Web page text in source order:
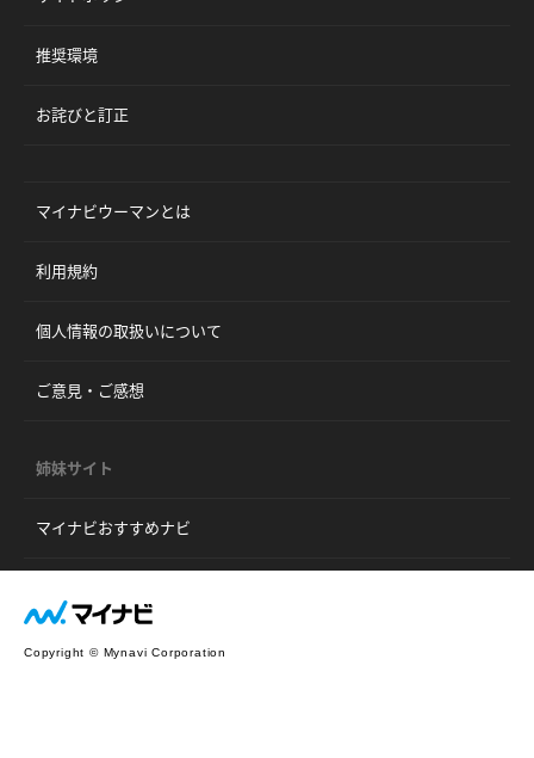
推奨環境
お詫びと訂正
マイナビウーマンとは
利用規約
個人情報の取扱いについて
ご意見・ご感想
姉妹サイト
マイナビおすすめナビ
Copyright © Mynavi Corporation